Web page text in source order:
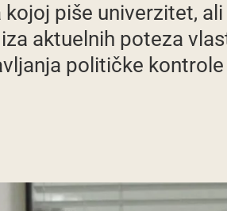
piše univerzitet,
aktuelnih poteza
političke